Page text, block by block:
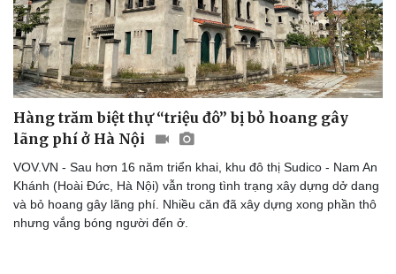
Hàng trăm biệt thự “triệu đô” bị bỏ hoang gây
lãng phí ở Hà Nội
VOV.VN - Sau hơn 16 năm triển khai, khu đô thị Sudico - Nam An
Khánh (Hoài Đức, Hà Nội) vẫn trong tình trạng xây dựng dở dang
và bỏ hoang gây lãng phí. Nhiều căn đã xây dựng xong phần thô
nhưng vắng bóng người đến ở.